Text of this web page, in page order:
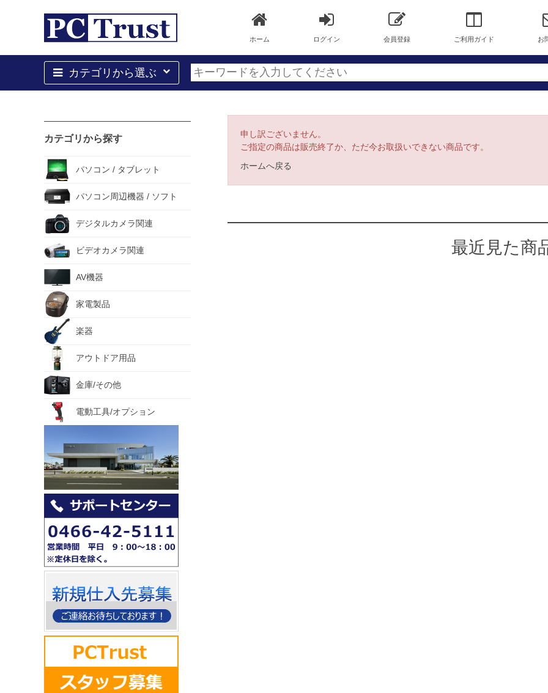
ホーム ログイン 会員登録 ご利用ガイド お
カテゴリから選ぶ
カテゴリから探す
パソコン / タブレット
パソコン周辺機器 / ソフト
デジタルカメラ関連
ビデオカメラ関連
AV機器
家電製品
楽器
アウトドア用品
金庫/その他
電動工具/オプション
申し訳ございません。
ご指定の商品は販売終了か、ただ今お取扱いできない商品です。
ホームへ戻る
最近見た商